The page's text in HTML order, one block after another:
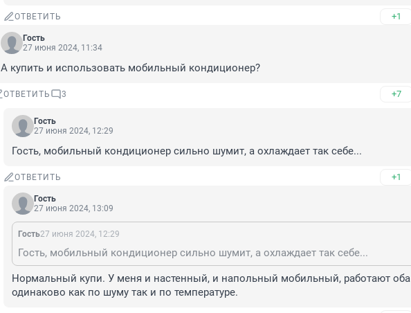
ОТВЕТИТЬ +1
Гость
27 июня 2024, 11:34
А купить и использовать мобильный кондиционер?
ОТВЕТИТЬ 3 +7
Гость
27 июня 2024, 12:29
Гость, мобильный кондиционер сильно шумит, а охлаждает так себе...
ОТВЕТИТЬ +1
Гость
27 июня 2024, 13:09
Гость27 июня 2024, 12:29
Гость, мобильный кондиционер сильно шумит, а охлаждает так себе...
Нормальный купи. У меня и настенный, и напольный мобильный, работают оба
одинаково как по шуму так и по температуре.